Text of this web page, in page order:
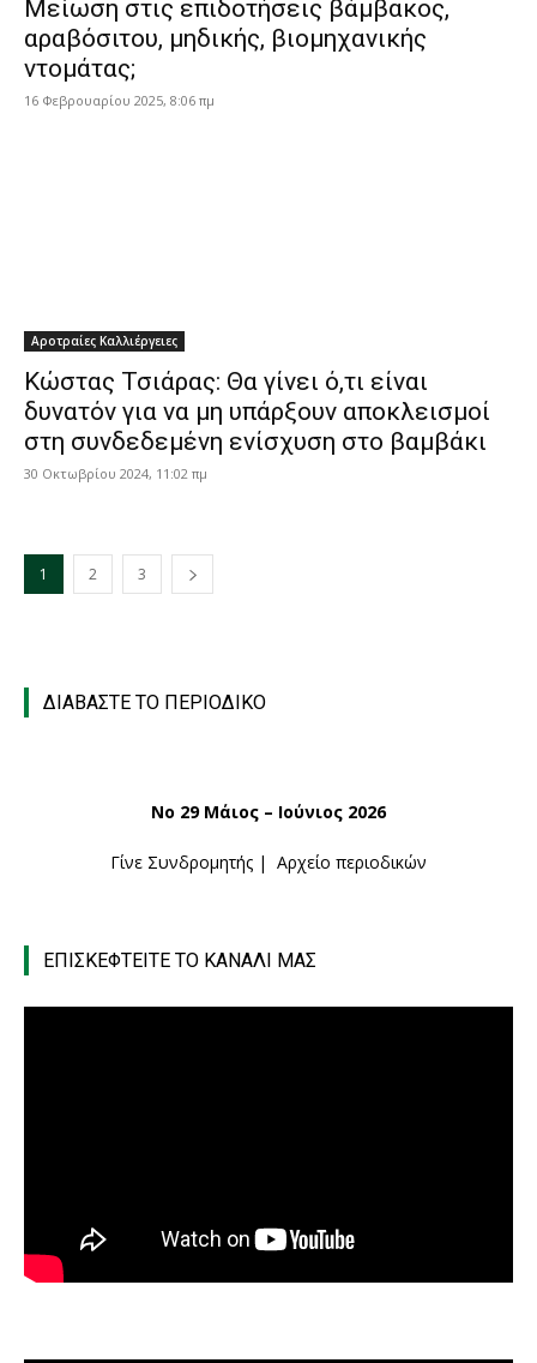
Μείωση στις επιδοτήσεις βάμβακος,
αραβόσιτου, μηδικής, βιομηχανικής
ντομάτας;
16 Φεβρουαρίου 2025, 8:06 πμ
Αροτραίες Καλλιέργειες
Κώστας Τσιάρας: Θα γίνει ό,τι είναι
δυνατόν για να μη υπάρξουν αποκλεισμοί
στη συνδεδεμένη ενίσχυση στο βαμβάκι
30 Οκτωβρίου 2024, 11:02 πμ
1 2 3
ΔΙΑΒΑΣΤΕ ΤΟ ΠΕΡΙΟΔΙΚΟ
Νο 29 Μάιος – Ιούνιος 2026
Γίνε Συνδρομητής | Αρχείο περιοδικών
ΕΠΙΣΚΕΦΤΕΙΤΕ ΤΟ ΚΑΝΑΛΙ ΜΑΣ